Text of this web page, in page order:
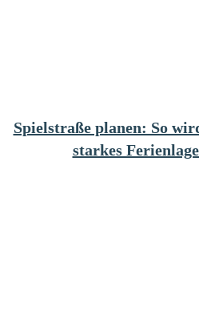
Spielstraße planen: So
starkes